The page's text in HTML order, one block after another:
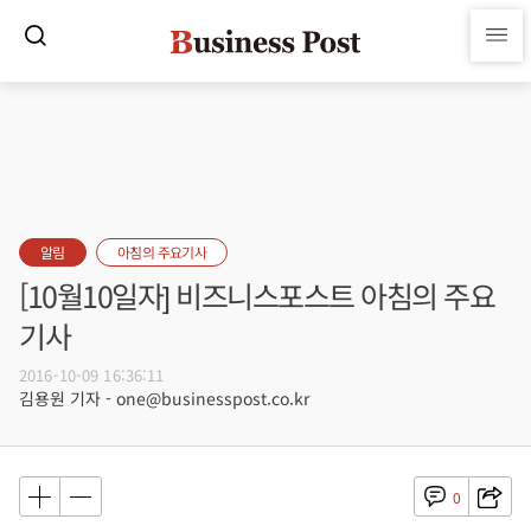
알림 아침의 주요기사
[10월10일자] 비즈니스포스트 아침의 주요
기사
2016-10-09 16:36:11
김용원 기자 - one@businesspost.co.kr
0